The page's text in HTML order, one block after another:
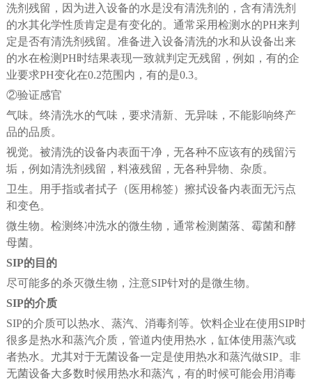
洗剂残留，因为进入设备的水是没有清洗剂的，含有清洗剂
的水其化学性质肯定是有变化的。通常采用检测水的PH来判
定是否有清洗剂残留。准备进入设备清洗的水和从设备出来
的水在检测PH时结果表现一致就判定无残留，例如，有的企
业要求PH变化在0.2范围内，有的是0.3。
②验证感官
气味。终清洗水的气味，要求清新、无异味，不能影响终产
品的品质。
视觉。被清洗的设备内表面干净，无各种不应该有的残留污
垢，例如清洗剂残留，料液残留，无各种异物、杂质。
卫生。用手指或者拭子（医用棉签）擦拭设备内表面无污点
和变色。
微生物。检测终冲洗水的微生物，通常检测菌落、霉菌和酵
母菌。
SIP的目的
尽可能多的杀灭微生物，注意SIP针对的是微生物。
SIP的介质
SIP的介质可以热水、蒸汽、消毒剂等。饮料企业在使用SIP时
很多是热水和蒸汽介质，管道内使用热水，缸体使用蒸汽或
者热水。尤其对于无菌设备一定是使用热水和蒸汽做SIP。非
无菌设备大多数时候用热水和蒸汽，有的时候可能会用消毒